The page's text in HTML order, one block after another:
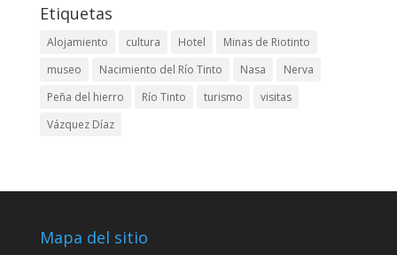
Etiquetas
Alojamiento cultura Hotel
Minas de Riotinto
museo
Nacimiento del Río Tinto Nasa
Nerva
Peña del hierro
Río Tinto turismo
visitas
Vázquez Díaz
Mapa del sitio